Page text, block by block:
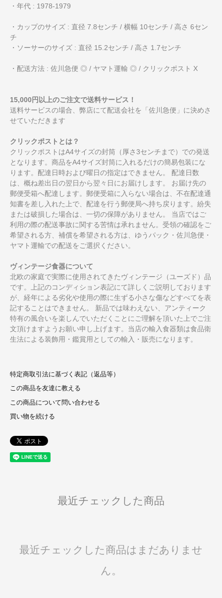
・年代 : 1978-1979
・カップのサイズ : 直径 7.8センチ / 横幅 10センチ / 高さ 6セン
チ
・ソーサーのサイズ : 直径 15.2センチ / 高さ 1.7センチ
・配送方法 : 佐川急便 ◎ / ヤマト運輸 ◎ / クリックポスト X
15,000円以上のご注文で送料サービス！
送料サービスの場合、弊店にて配送会社を「佐川急便」に決めさ
せていただきます
クリックポストとは？
クリックポストはA4サイズの封筒（厚さ3センチまで）での発送
となります。商品をA4サイズ封筒に入れるだけの簡易包装にな
ります。配達日時および曜日の指定はできません。 配達日数
は、概ね差出日の翌日から翌々日にお届けします。 お届け先の
郵便受箱へ配達します。郵便受箱に入らない場合は、不在配達通
知書を差し入れた上で、配達を行う郵便局へ持ち戻ります。紛失
または破損した場合は、一切の保障がありません。 当店ではご
利用の際の配送事故に関する苦情は承れません。受領の確認をご
希望される方、補償を希望される方は、ゆうパック・佐川急便・
ヤマト運輸での配送をご選択ください。
ヴィンテージ食器について
北欧の家庭で実際に使用されてきたヴィンテージ（ユーズド）品
です。上記のコンディション表記にて詳しくご説明しております
が、経年による劣化や使用の際に生ずる小さな傷などすべてを表
記することはできません。 新品では味わえない、アンティーク
特有の風合いを楽しんでいただくことにご理解を頂いた上でご注
文頂けますようお願い申し上げます。当店の輸入食器類は食品衛
生法による装飾用・鑑賞用としての輸入・販売になります。
特定商取引法に基づく表記（返品等）
この商品を友達に教える
この商品について問い合わせる
買い物を続ける
最近チェックした商品
最近チェックした商品はまだありませ
ん。